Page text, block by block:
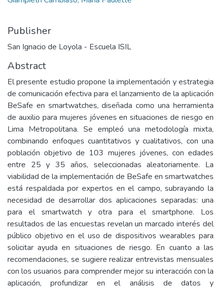
Publisher
San Ignacio de Loyola - Escuela ISIL
Abstract
El presente estudio propone la implementación y estrategia
de comunicación efectiva para el lanzamiento de la aplicación
BeSafe en smartwatches, diseñada como una herramienta
de auxilio para mujeres jóvenes en situaciones de riesgo en
Lima Metropolitana. Se empleó una metodología mixta,
combinando enfoques cuantitativos y cualitativos, con una
población objetivo de 103 mujeres jóvenes, con edades
entre 25 y 35 años, seleccionadas aleatoriamente. La
viabilidad de la implementación de BeSafe en smartwatches
está respaldada por expertos en el campo, subrayando la
necesidad de desarrollar dos aplicaciones separadas: una
para el smartwatch y otra para el smartphone. Los
resultados de las encuestas revelan un marcado interés del
público objetivo en el uso de dispositivos wearables para
solicitar ayuda en situaciones de riesgo. En cuanto a las
recomendaciones, se sugiere realizar entrevistas mensuales
con los usuarios para comprender mejor su interacción con la
aplicación, profundizar en el análisis de datos y